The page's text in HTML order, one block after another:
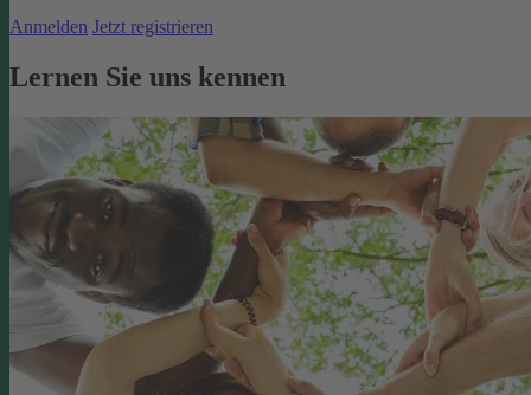
Anmelden Jetzt registrieren
Lernen Sie uns kennen